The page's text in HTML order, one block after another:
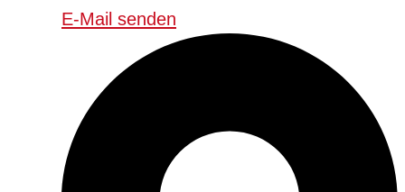
E-Mail senden